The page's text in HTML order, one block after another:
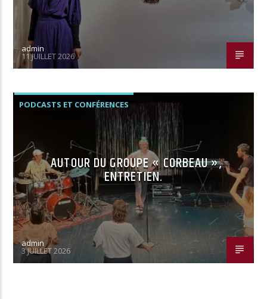
admin
11 JUILLET 2026
PODCASTS ET CONFÉRENCES
AUTOUR DU GROUPE « CORBEAU »,
ENTRETIEN.
admin
3 JUILLET 2026